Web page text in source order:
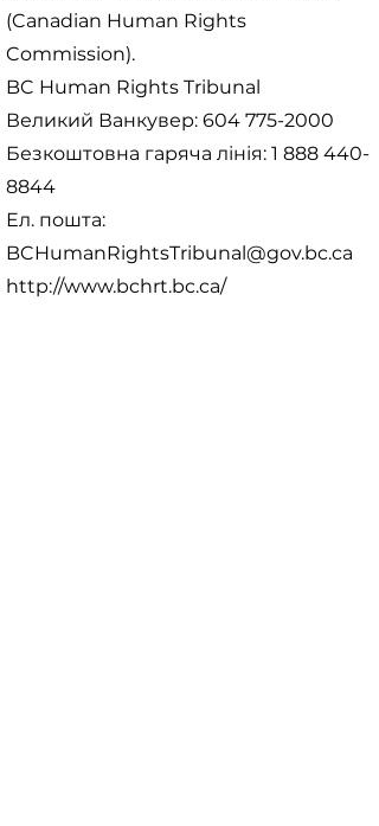
(Canadian Human Rights
Commission).
BC Human Rights Tribunal
Великий Ванкувер: 604 775-2000
Безкоштовна гаряча лінія: 1 888 440-
8844
Ел. пошта:
BCHumanRightsTribunal@gov.bc.ca
http://www.bchrt.bc.ca/